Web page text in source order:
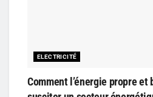
ELECTRICITÉ
Comment l’énergie propre et